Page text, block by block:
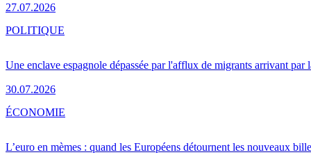
27.07.2026
Une enclave espagnole dépassée par l'afflux de migrants arrivant par
30.07.2026
POLITIQUE
L’euro en mèmes : quand les Européens détournent les nouveaux
ÉCONOMIE